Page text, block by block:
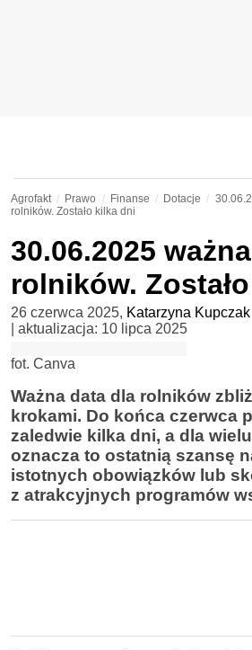
Agrofakt Prawo Finanse Dotacje
rolników. Zostało kilka dni
30.06.2025
rolników.
26 czerwca 2025, Katarzyna Kupczak
| aktualizacja: 10 lipca 2025
fot. Canva
Ważna data dla rolników
krokami. Do końca czerwca
zaledwie kilka dni, a dla
oznacza to ostatnią szansę
istotnych obowiązków lub
z atrakcyjnych programów